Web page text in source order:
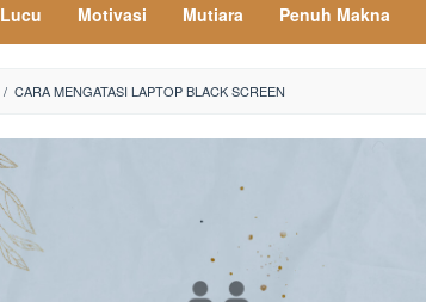
Lucu Motivasi Mutiara Penuh Makna
/ CARA MENGATASI LAPTOP BLACK SCREEN